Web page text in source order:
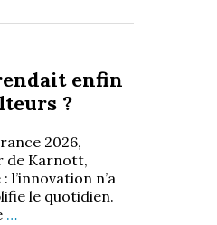
enfin
?
2026,
de Karnott,
l’innovation n’a
le quotidien.
…